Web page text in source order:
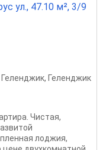
ул., 47.10 м², 3/9
Геленджик, Геленджик
Чистая,
лоджия,